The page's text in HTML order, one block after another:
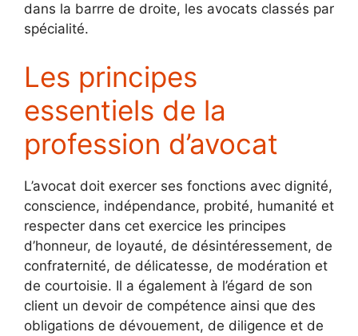
dans la barrre de droite, les avocats classés par
spécialité.
Les principes
essentiels de la
profession d’avocat
L’avocat doit exercer ses fonctions avec dignité,
conscience, indépendance, probité, humanité et
respecter dans cet exercice les principes
d’honneur, de loyauté, de désintéressement, de
confraternité, de délicatesse, de modération et
de courtoisie. Il a également à l’égard de son
client un devoir de compétence ainsi que des
obligations de dévouement, de diligence et de